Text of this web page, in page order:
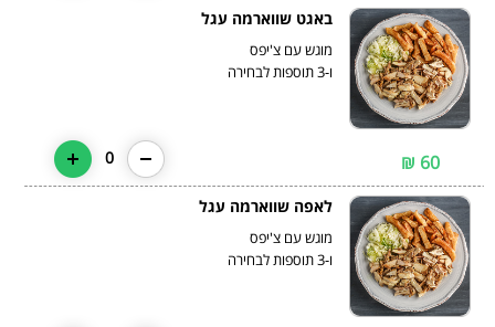
באגט שווארמה עגל
מוגש עם צ'יפס
ו-3 תוספות לבחירה
60 ₪
0
לאפה שווארמה עגל
מוגש עם צ'יפס
ו-3 תוספות לבחירה